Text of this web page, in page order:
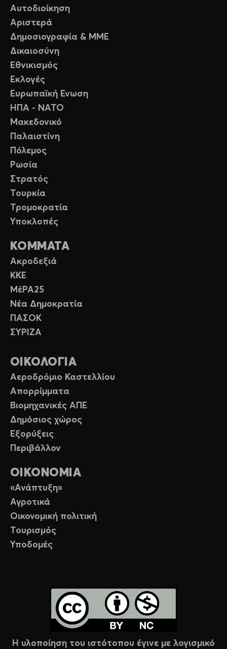
Αυτοδιοίκηση
Αριστερά
Δημοσιογραφία & ΜΜΕ
Δικαιοσύνη
Εθνικισμός
Εκλογές
Ευρωπαϊκή Ενωση
ΗΠΑ - ΝΑΤΟ
Μακεδονικό
Παλαιστίνη
Πόλεμος
Ρωσία
Στρατός
Τουρκία
Τρομοκρατία
Υποκλοπές
ΚΟΜΜΑΤΑ
Ακροδεξιά
ΚΚΕ
ΜέΡΑ25
Νέα Δημοκρατία
ΠΑΣΟΚ
ΣΥΡΙΖΑ
ΟΙΚΟΛΟΓΙΑ
Αεροδρόμιο Καστελλίου
Απορρίμματα
Βιομηχανικές ΑΠΕ
Δημόσιος χώρος
Εξορύξεις
Περιβάλλον
ΟΙΚΟΝΟΜΙΑ
«Ανάπτυξη»
Αγροτικά
Οικονομική πολιτική
Τουρισμός
Υποδομές
Η υλοποίηση του ιστότοπου έγινε με λογισμικό